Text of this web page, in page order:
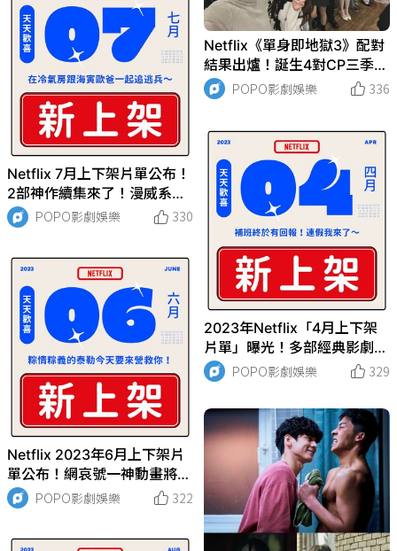
Netflix《單身即地獄3》配對
結果出爐！誕生4對CP三季最
多，官熙最終選「她」，奎利
黑化好感度狂降！
POPO影劇娛樂 336
Netflix 7月上下架片單公布！
2部神作續集來了！漫威系列
電影、整排經典影劇下架倒
數，要看要快！
POPO影劇娛樂 330
2023年Netflix「4月上下架
片單」曝光！多部經典影劇下
架倒數，清明連假要看要快！
POPO影劇娛樂 329
Netflix 2023年6月上下架片
單公布！網哀號一神動畫將下
架，多部熱門影劇停播倒數，
趕緊重溫！
POPO影劇娛樂 322